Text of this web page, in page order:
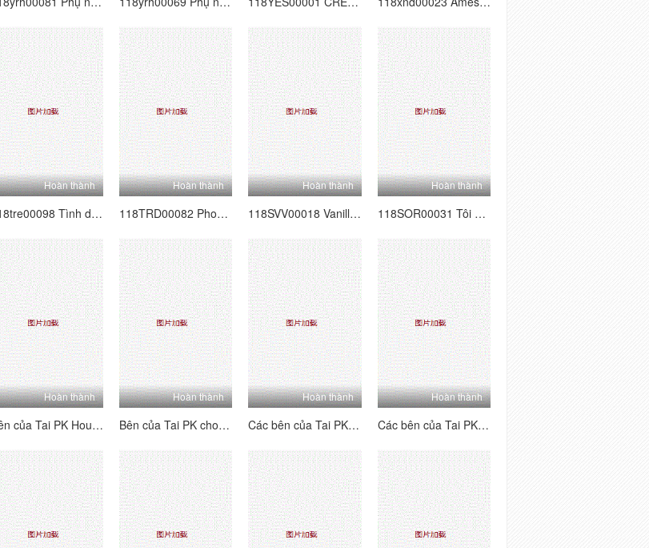
Hoàn thành
118tre00098 Tình dục bất tận 8 giờ 01 8 Cô gái xinh đẹp VS Actors 404 giới hạn quan hệ tình dục liên tục 480 phút
Hoàn thành
118TRD00082 Phong cách Tokyo 82
Hoàn thành
118SVV00018 Vanilla 14 Komugi-chan's Ass
Hoàn thành
118SOR00031 Tôi nghiêm túc đụ một cô gái xinh đẹp trên bãi biển.2015 vol.2
Hoàn thành
Bên của Tai PK House's Tai's Sides [4] Vui vẻ và hai mặt ~ Kiểm tra trang nơi bạn có thể thấy mỗi người chơi B của người chơi b ~ Lolita hét lên, đam mê và hung dữ!
Hoàn thành
Bên của Tai PK cho các bên của Tai [3] hai bên - hãy xem trang với hướng dẫn của mỗi cô gái - Lolita hét lên, đam mê và hung dữ!
Hoàn thành
Các bên của Tai PK House's Tai's Sides [2] Vui vẻ và hai mặt ~ Kiểm tra trang web để xem mỗi người chơi B-Showers của B-Players ~ Lolita hét lên, đam mê và hung dữ!
Hoàn thành
Các bên của Tai PK House's Tai's Sides [1] Vui vẻ và hai mặt ~ Kiểm tra trang nơi bạn có thể thấy từng người chơi chữ B của người chơi la hét, đam mê và hung dữ!